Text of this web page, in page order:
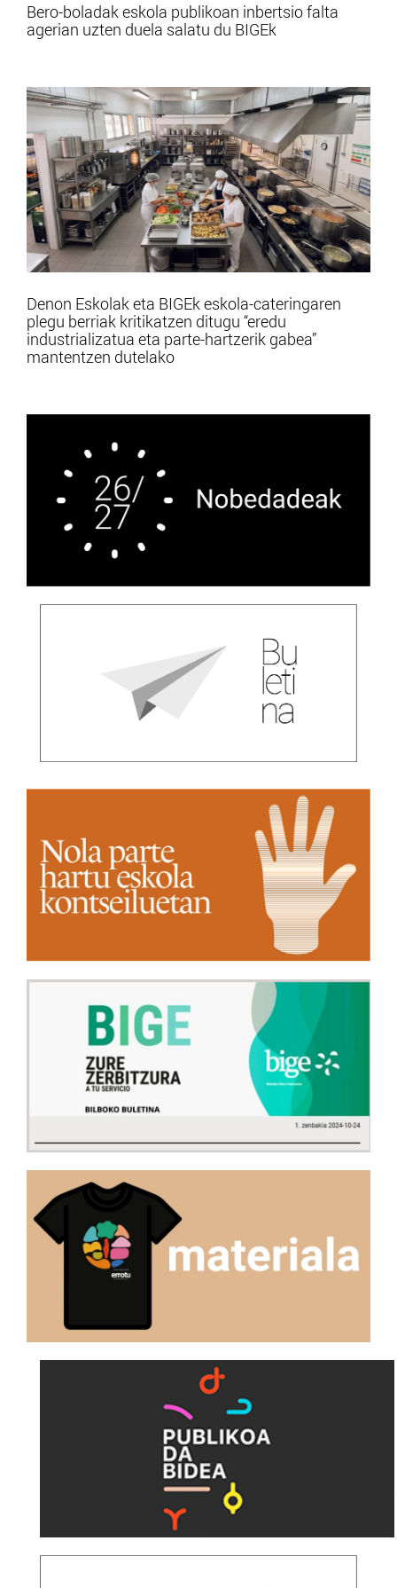
Bero-boladak eskola publikoan inbertsio falta
agerian uzten duela salatu du BIGEk
Denon Eskolak eta BIGEk eskola-cateringaren
plegu berriak kritikatzen ditugu “eredu
industrializatua eta parte-hartzerik gabea”
mantentzen dutelako